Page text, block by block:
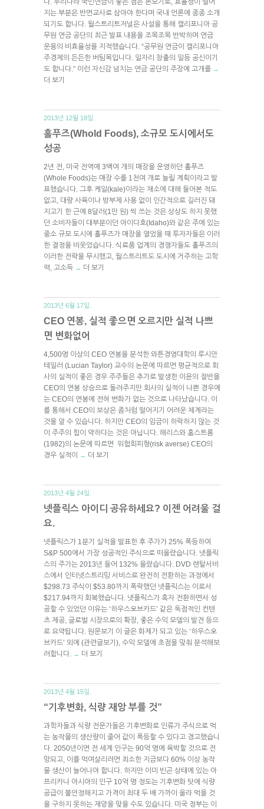
지는 부분은 반면교사로 삼아야 한다며 국내 언론에 종종 소개
되기도 합니다. 월스트리트저널은 사설을 통해 캘리포니아 공
무원 연금 공단의 최근 발표 내용을 조목조목 반박하며 연금
운용의 비효율성을 지적했습니다. “공무원 연금이 캘리포니아
주경제의 든든한 버팀목입니다. 일자리 창출의 일등 공신이기
도 합니다.” 이런 자신감 넘치는 연금 공단의 주장에 고개를 →
더 보기
2013년 12월 18일.
홀푸즈(Whold Foods), 소규모 도시에서도
성공
2년 전, 미국 전역에 3백여 개의 매장을 운영하던 홀푸즈
(Whole Foods)는 매장 수를 1천여 개로 늘릴 계획이라고 발
표했습니다. 그후 케일(kale)이라는 채소에 대해 들어본 적도
없고, 대량 사육이나 방부제 사용 없이 인간적으로 길러진 돼
지고기 한 근에 8달러(1만 원) 씩 쓰는 것은 상상도 하지 못했
던 소비자들이 대부분이던 아이다호(Idaho)와 같은 주에 있는
중소 규모 도시에 홀푸즈가 매장을 열었을 때 투자자들은 이러
한 결정을 비웃었습니다. 식료품 업계의 경쟁자들도 홀푸즈의
이러한 전략을 무시했고, 월스트리트도 도시에 거주하는 고학
력, 고소득 → 더 보기
2013년 6월 17일.
CEO 연봉, 실적 좋으면 오르지만 실적 나쁘
면 변화없어
4,500명 이상의 CEO 연봉을 분석한 와튼경영대학의 루시안
테일러 (Lucian Taylor) 교수의 논문에 따르면 평균적으로 회
사의 실적이 좋은 경우 주주들은 추가로 발생한 이윤의 절반을
CEO의 연봉 상승으로 돌려주지만 회사의 실적이 나쁜 경우에
는 CEO의 연봉에 전혀 변화가 없는 것으로 나타났습니다. 이
를 통해서 CEO의 보상은 좀처럼 떨어지기 어려운 체계라는
것을 알 수 있습니다. 하지만 CEO의 임금이 하락하지 않는 것
이 주주의 힘이 약하다는 것은 아닙니다. 해리스와 홈스트롬
(1982)의 논문에 따르면 위험회피형(risk averse) CEO의
경우 실적이
→ 더 보기
2013년 4월 24일.
넷플릭스 아이디 공유하세요? 이젠 어려울 걸
요.
넷플릭스가 1분기 실적을 발표한 후 주가가 25% 폭등하여
S&P 500에서 가장 성공적인 주식으로 떠올랐습니다. 넷플릭
스의 주가는 2013년 들어 132% 올랐습니다. DVD 렌탈서비
스에서 인터넷스트리밍 서비스로 완전히 전환하는 과정에서
$298.73 주식이 $53.80까지 폭락했던 넷플릭스는 이로서
$217.94까지 회복했습니다. 넷플릭스가 흑자 전환하면서 성
공할 수 있었던 이유는 ‘하우스오브카드’ 같은 독점적인 컨텐
츠 제공, 글로벌 시장으로의 확장, 좋은 수익 모델의 발견 등으
로 요약됩니다. 원문보기 이 글은 화제가 되고 있는 ‘하우스오
브카드’ 외에 (관련글보기), 수익 모델에 초점을 맞춰 분석해보
려합니다.
→ 더 보기
2013년 4월 15일.
“기후변화, 식량 재앙 부를 것”
과학자들과 식량 전문가들은 기후변화로 인류가 주식으로 먹
는 농작물의 생산량이 줄어 값이 폭등할 수 있다고 경고했습니
다. 2050년이면 전 세계 인구는 90억 명에 육박할 것으로 전
망되고, 이를 먹여살리려면 최소한 지금보다 60% 이상 농작
물 생산이 늘어나야 합니다. 하지만 이미 빈곤 상태에 있는 아
프리카나 아시아의 인구 10억 명 정도는 기후변화 탓에 식량
공급이 불안정해지고 가격이 최대 두 배 가까이 올라 먹을 것
을 구하지 못하는 재앙을 맞을 수도 있습니다. 미국 정부는 이